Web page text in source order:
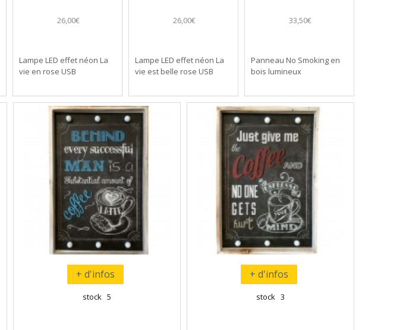
26,00€
Lampe LED effet néon La
vie en rose USB
26,00€
Lampe LED effet néon La
vie est belle rose USB
33,50€
Panneau No Smoking en
bois lumineux
+ d'infos
stock 5
+ d'infos
stock 3